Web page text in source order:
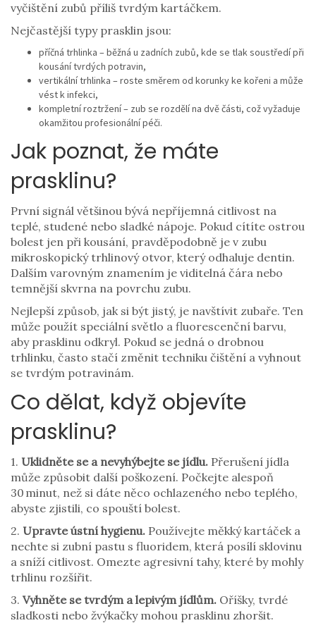
vyčištění zubů příliš tvrdým kartáčkem.
Nejčastější typy prasklin jsou:
příčná trhlinka – běžná u zadních zubů, kde se tlak soustředí při
kousání tvrdých potravin,
vertikální trhlinka – roste směrem od korunky ke kořeni a může
vést k infekci,
kompletní roztržení – zub se rozdělí na dvě části, což vyžaduje
okamžitou profesionální péči.
Jak poznat, že máte
prasklinu?
První signál většinou bývá nepříjemná citlivost na
teplé, studené nebo sladké nápoje. Pokud cítíte ostrou
bolest jen při kousání, pravděpodobně je v zubu
mikroskopický trhlinový otvor, který odhaluje dentin.
Dalším varovným znamením je viditelná čára nebo
temnější skvrna na povrchu zubu.
Nejlepší způsob, jak si být jistý, je navštívit zubaře. Ten
může použít speciální světlo a fluorescenční barvu,
aby prasklinu odkryl. Pokud se jedná o drobnou
trhlinku, často stačí změnit techniku čištění a vyhnout
se tvrdým potravinám.
Co dělat, když objevíte
prasklinu?
1. Uklidněte se a nevyhýbejte se jídlu. Přerušení jídla
může způsobit další poškození. Počkejte alespoň
30 minut, než si dáte něco ochlazeného nebo teplého,
abyste zjistili, co spouští bolest.
2. Upravte ústní hygienu. Používejte měkký kartáček a
nechte si zubní pastu s fluoridem, která posílí sklovinu
a sníží citlivost. Omezte agresivní tahy, které by mohly
trhlinu rozšířit.
3. Vyhněte se tvrdým a lepivým jídlům. Oříšky, tvrdé
sladkosti nebo žvýkačky mohou prasklinu zhoršit.